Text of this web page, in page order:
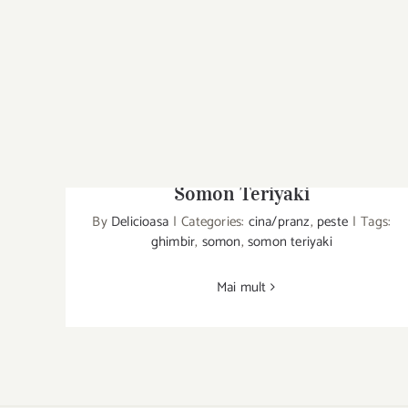
Somon Teriyaki
Somon Teriyaki
By Delicioasa | Categories: cina/pranz, peste | Tags:
ghimbir, somon,somon teriyaki
Mai mult